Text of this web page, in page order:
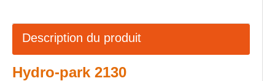
Description du produit
Hydro-park 2130